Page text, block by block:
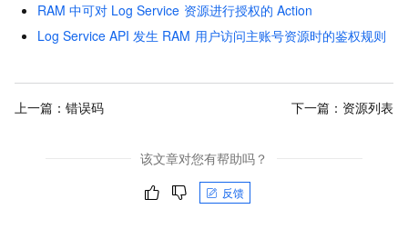
RAM 中可对 Log Service 资源进行授权的 Action
Log Service API 发生 RAM 用户访问主账号资源时的鉴权规则
上一篇： 错误码 下一篇： 资源列表
该文章对您有帮助吗？
反馈